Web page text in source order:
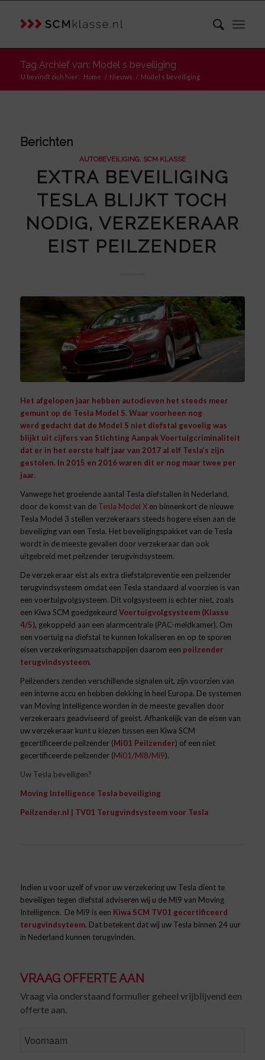
Tag Archief van: Model s beveiliging
U bevindt zich hier: Home / Nieuws / Model s beveiliging
Berichten
AUTOBEVEILIGING, SCM KLASSE
EXTRA BEVEILIGING
TESLA BLIJKT TOCH
NODIG, VERZEKERAAR
EIST PEILZENDER
Het afgelopen jaar hebben autodieven het steeds meer
gemunt op de Tesla Model S. Waar voorheen nog
werd gedacht dat de Model S niet diefstal gevoelig was
blijkt uit cijfers van Stichting Aanpak Voertuigcriminaliteit
dat er in het eerste half jaar van 2017 al elf Tesla’s zijn
gestolen. In 2015 en 2016 waren dit er nog maar twee per
jaar.
Vanwege het groeiende aantal Tesla diefstallen in Nederland,
door de komst van de Tesla Model Xen binnenkort de nieuwe
Tesla Model 3 stellen verzekeraars steeds hogere eisen aan de
beveiliging van een Tesla. Het beveiligingspakket van de Tesla
wordt in de meeste gevallen door verzekeraar dan ook
uitgebreid met peilzender terugvindsysteem.
De verzekeraar eist als extra diefstalpreventie een peilzender
terugvindsysteem omdat een Tesla standaard al voorzien is van
een voertuigvolgsysteem. Dit volgsysteem is echter niet, zoals
een Kiwa SCM goedgekeurd Voertuigvolgsysteem (Klasse
4/5), gekoppeld aan een alarmcentrale (PAC-meldkamer). Om
een voertuig na diefstal te kunnen lokaliseren en op te sporen
eisen verzekeringsmaatschappijen daarom een peilzender
terugvindsysteem.
Peilzenders zenden verschillende signalen uit, zijn voorzien van
een interne accu en hebben dekking in heel Europa. De systemen
van Moving Intelligence worden in de meeste gevallen door
verzekeraars geadviseerd of geeist. Afhankelijk van de eisen van
uw verzekeraar kunt u kiezen tussen een Kiwa SCM
gecertificeerde peilzender (Mi01 Peilzender) of een niet
gecertificeerde peilzender (Mi01/Mi8/Mi9).
Uw Tesla beveiligen?
Moving Intelligence Tesla beveiliging
Peilzender.nl | TV01 Terugvindsysteem voor Tesla
Indien u voor uzelf of voor uw verzekering uw Tesla dient te
beveiligen tegen diefstal adviseren wij u de Mi9 van Moving
Intelligence. De Mi9 is een Kiwa SCM TV01 gecertificeerd
terugvindsyteem. Dat betekent dat wij uw Tesla binnen 24 uur
in Nederland kunnen terugvinden.
VRAAG OFFERTE AAN
Vraag via onderstaand formulier geheel vrijblijvend een
offerte aan.